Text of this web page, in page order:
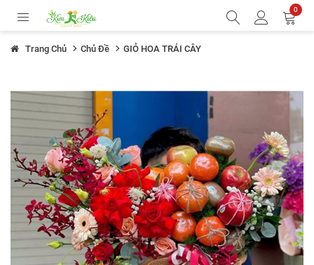
0
Trang Chủ Chủ Đề GIỎ HOA TRÁI CÂY